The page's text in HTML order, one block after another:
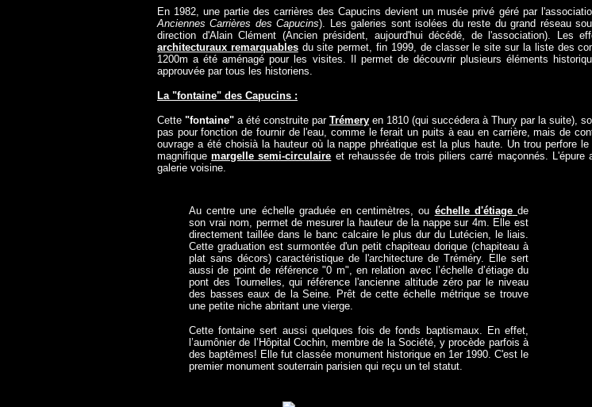
En 1982, une partie des carrières des Capucins devient un musée privé géré par
Anciennes Carrières des Capucins). Les galeries sont isolées du reste du grand réseau
direction d'Alain Clément (Ancien président, aujourd'hui décédé, de l'association). Les
architecturaux remarquablesdu site permet, fin 1999, de classer le site sur la liste des
1200m a été aménagé pour les visites. Il permet de découvrir plusieurs éléments
approuvée par tous les historiens.
La "fontaine" des Capucins :
Cette "fontaine" a été construite par Trémery en 1810 (qui succédera à Thury par la suite),
pas pour fonction de fournir de l'eau, comme le ferait un puits à eau en carrière, mais de
ouvrage a été choisià la hauteur où la nappe phréatique est la plus haute. Un trou perfore
magnifiquemargelle semi-circulaire et rehaussée de trois piliers carré maçonnés. L'épure
galerie voisine.
Au centre une échelle graduée en centimètres, ou échelle d'étiage de
son vrai nom, permet de mesurer la hauteur de la nappe sur 4m. Elle est
directement taillée dans le banc calcaire le plus dur du Lutécien, le liais.
Cette graduation est surmontée d'un petit chapiteau dorique (chapiteau à
plat sans décors) caractéristique de l'architecture de Tréméry. Elle sert
aussi de point de référence "0 m", en relation avec l’échelle d’étiage du
pont des Tournelles, qui référence l'ancienne altitude zéro par le niveau
des basses eaux de la Seine. Prêt de cette échelle métrique se trouve
une petite niche abritant une vierge.
Cette fontaine sert aussi quelques fois de fonds baptismaux. En effet,
l’aumônier de l’Hôpital Cochin, membre de la Société, y procède parfois à
des baptêmes! Elle fut classée monument historique en 1er 1990. C'est le
premier monument souterrain parisien qui reçu un tel statut.